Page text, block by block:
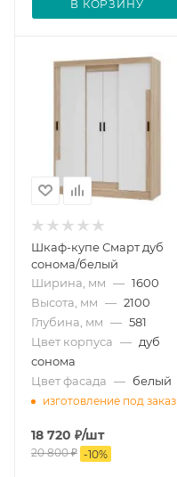
В КОРЗИНУ
Шкаф-купе Смарт дуб
сонома/белый
Ширина, мм — 1600
Высота, мм — 2100
Глубина, мм — 581
Цвет корпуса — дуб
сонома
Цвет фасада — белый
изготовление под заказ
18 720 ₽/шт
20 800₽ -10%